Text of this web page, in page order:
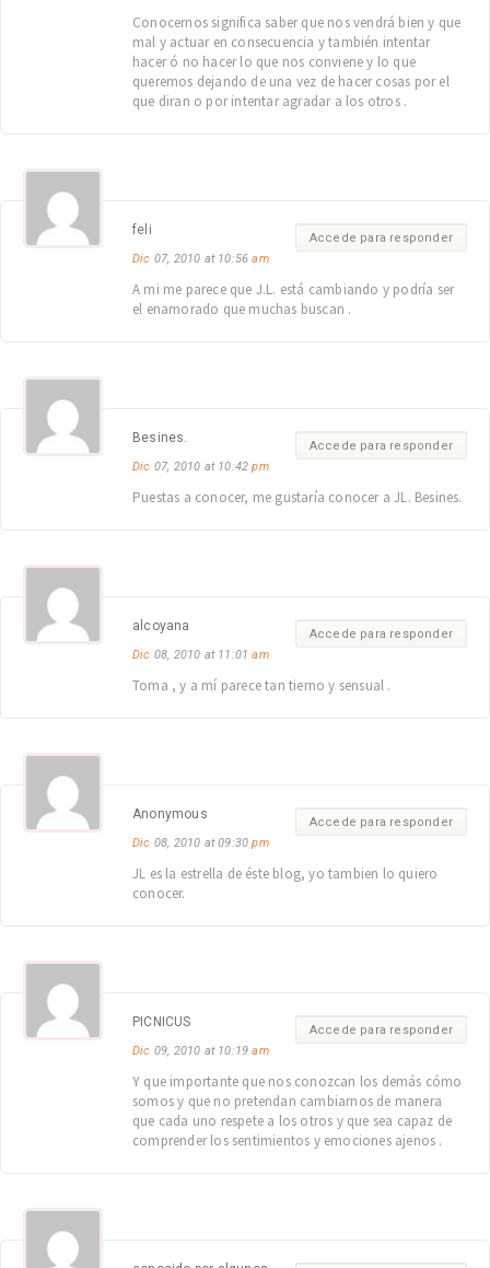
Conocernos significa saber que nos vendrá bien y que
mal y actuar en consecuencia y también intentar
hacer ó no hacer lo que nos conviene y lo que
queremos dejando de una vez de hacer cosas por el
que diran o por intentar agradar a los otros .
Accede para responder
feli
Dic 07, 2010 at 10:56am
A mi me parece que J.L. está cambiando y podría ser
el enamorado que muchas buscan .
Accede para responder
Besines.
Dic 07, 2010 at 10:42pm
Puestas a conocer, me gustaría conocer a JL. Besines.
Accede para responder
alcoyana
Dic 08, 2010 at 11:01am
Toma , y a mí parece tan tierno y sensual .
Accede para responder
Anonymous
Dic 08, 2010 at 09:30pm
JL es la estrella de éste blog, yo tambien lo quiero
conocer.
Accede para responder
PICNICUS
Dic 09, 2010 at 10:19am
Y que importante que nos conozcan los demás cómo
somos y que no pretendan cambiarnos de manera
que cada uno respete a los otros y que sea capaz de
comprender los sentimientos y emociones ajenos .